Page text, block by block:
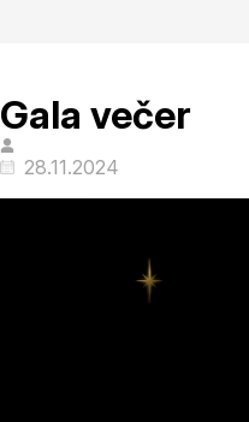
Gala večer
28.11.2024